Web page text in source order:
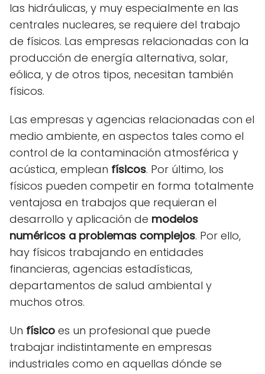
las hidráulicas, y muy especialmente en las
centrales nucleares, se requiere del trabajo
de físicos. Las empresas relacionadas con la
producción de energía alternativa, solar,
eólica, y de otros tipos, necesitan también
físicos.
Las empresas y agencias relacionadas con el
medio ambiente, en aspectos tales como el
control de la contaminación atmosférica y
acústica, emplean físicos. Por último, los
físicos pueden competir en forma totalmente
ventajosa en trabajos que requieran el
desarrollo y aplicación de modelos
numéricos a problemas complejos. Por ello,
hay físicos trabajando en entidades
financieras, agencias estadísticas,
departamentos de salud ambiental y
muchos otros.
Un físico es un profesional que puede
trabajar indistintamente en empresas
industriales como en aquellas dónde se